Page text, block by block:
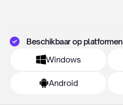
Beschikbaar op platformen
Windows
Android